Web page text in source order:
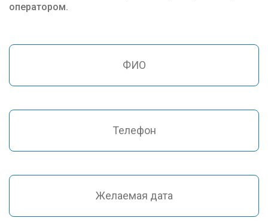
оператором.